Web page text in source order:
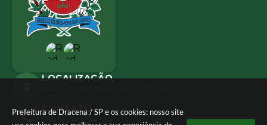
Prefeitura de Dracena / SP e os cookies: nosso site
LOCALIZAÇÃO
CONTATO